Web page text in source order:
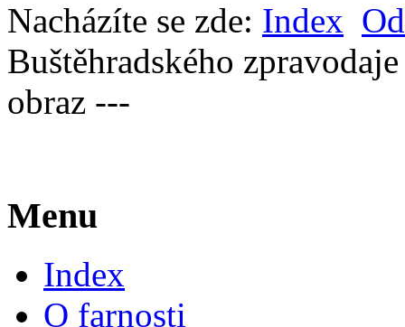
Nacházíte se zde: Index
Buštěhradského
obraz ---
Menu
Index
O farnosti